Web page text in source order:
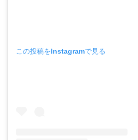
この投稿をInstagramで見る